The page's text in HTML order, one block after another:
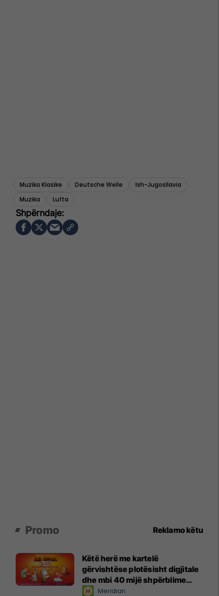
Muzika Klasike Deutsche Welle
Ish-Jugosllavia
Muzika
Lufta
Promo Reklamo këtu
Këtë herë me kartelë
gërvishtëse plotësisht digjitale
dhe mbi 40 mijë shpërblime
instant!Meridian